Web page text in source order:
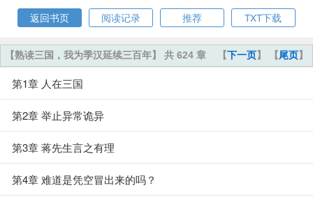
返回书页
阅读记录 推荐 TXT下载
【下一页】 【尾页】
【熟读三国，我为季汉延续三百年】 共 624 章
第1章 人在三国
第2章 举止异常诡异
第3章 蒋先生言之有理
第4章 难道是凭空冒出来的吗？